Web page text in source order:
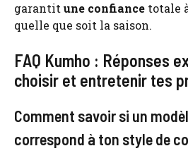
garantitune confiance totale
quelle que soit la saison.
FAQ Kumho : Réponses
choisir et entretenir tes
Comment savoir si un
correspond à ton style de